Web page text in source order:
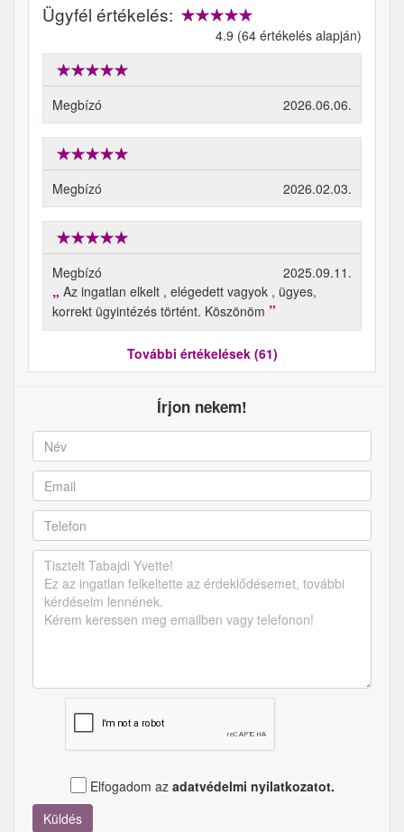
Ügyfél értékelés:
4.9 (64 értékelés alapján)
Megbízó 2026.06.06.
Megbízó 2026.02.03.
Megbízó
2025.09.11.
Az ingatlan elkelt , elégedett vagyok , ügyes,
korrekt ügyintézés történt. Köszönöm
További értékelések (61)
Írjon nekem!
Elfogadom az adatvédelmi nyilatkozatot.
Küldés